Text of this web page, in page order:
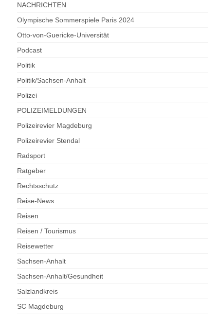
NACHRICHTEN
Olympische Sommerspiele Paris 2024
Otto-von-Guericke-Universität
Podcast
Politik
Politik/Sachsen-Anhalt
Polizei
POLIZEIMELDUNGEN
Polizeirevier Magdeburg
Polizeirevier Stendal
Radsport
Ratgeber
Rechtsschutz
Reise-News.
Reisen
Reisen / Tourismus
Reisewetter
Sachsen-Anhalt
Sachsen-Anhalt/Gesundheit
Salzlandkreis
SC Magdeburg